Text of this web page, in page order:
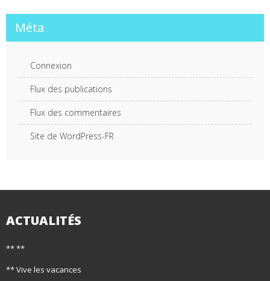
Méta
Connexion
Flux des publications
Flux des commentaires
Site de WordPress-FR
ACTUALITÉS
** **
** Vive les vacances